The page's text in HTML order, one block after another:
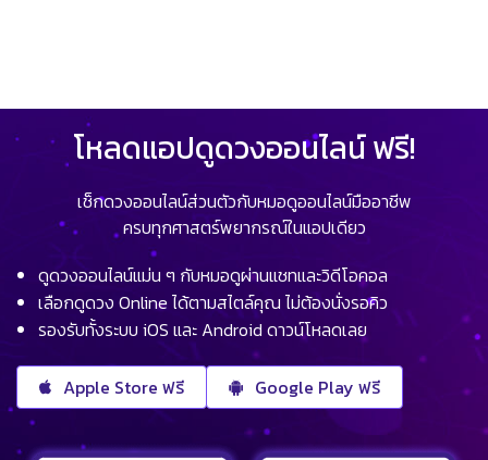
โหลดแอปดูดวงออนไลน์ ฟรี!
เช็กดวงออนไลน์ส่วนตัวกับหมอดูออนไลน์มืออาชีพ
ครบทุกศาสตร์พยากรณ์ในแอปเดียว
ดูดวงออนไลน์แม่น ๆ กับหมอดูผ่านแชทและวิดีโอคอล
เลือกดูดวง Online ได้ตามสไตล์คุณ ไม่ต้องนั่งรอคิว
รองรับทั้งระบบ iOS และ Android ดาวน์โหลดเลย
Apple Store ฟรี Google Play ฟรี